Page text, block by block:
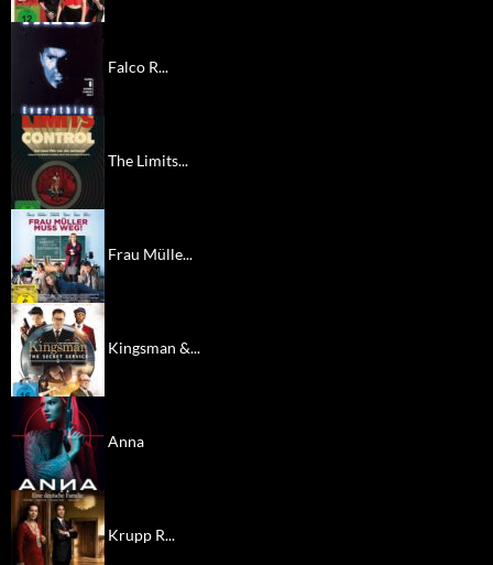
Falco R...
The Limits...
Frau Mülle...
Kingsman &...
Anna
Krupp R...